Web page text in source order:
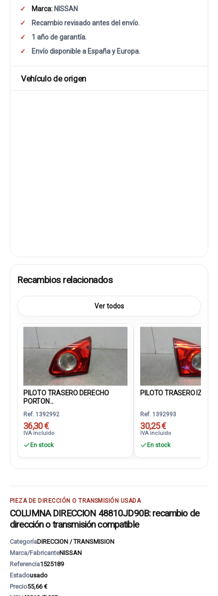
Marca: NISSAN
Recambio revisado antes del envío.
1 año de garantía.
Envío disponible a España y Europa.
Vehículo de origen
Recambios relacionados
Ver todos
PILOTO TRASERO DERECHO
PORTON...
Ref. 1392992
36,30 €
IVA incluido
En stock
PILOTO TRASERO
Ref. 1392993
30,25 €
IVA incluido
En stock
PIEZA DE DIRECCIÓN O TRANSMISIÓN USADA
COLUMNA DIRECCION 48810JD90B: recambio de
dirección o transmisión compatible
CategoríaDIRECCION / TRANSMISION
Marca/FabricanteNISSAN
Referencia1525189
Estadousado
Precio55,66 €